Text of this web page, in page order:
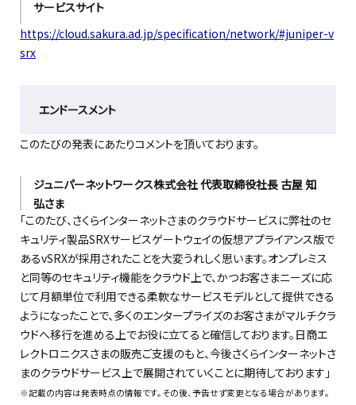
サービスサイト
https://cloud.sakura.ad.jp/specification/network/#juniper-v
srx
エンドースメント
このたびの発表にあたりコメントを頂いております。
ジュニパーネットワークス株式会社 代表取締役社長 古屋 知
弘さま
「このたび、さくらインターネットさまのクラウドサービスに弊社のセ
キュリティ製品SRXサービスゲートウェイの仮想アプライアンス版で
あるvSRXが採用されたことを大変うれしく思います。オンプレミス
と同等のセキュリティ機能をクラウド上で、かつお客さまニーズに応
じて月額単位で利用できる柔軟なサービスモデルとして提供できる
ようになったことで、多くのエンタープライズのお客さまがマルチクラ
ウドへ移行を進める上でお役に立てると確信しております。日商エ
レクトロニクスさまの販売ご支援のもと、今後さくらインターネットさ
まのクラウドサービス上で展開されていくことに期待しております」
※記載の内容は発表時点の情報です。その後、予告せず変更となる場合があります。